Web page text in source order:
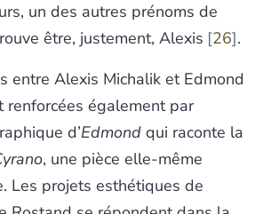
un des autres prénoms de
être, justement, Alexis 26 .
entre Alexis Michalik et Edmond
renforcées également par
d’Edmond qui raconte la
, une pièce elle-même
Les projets esthétiques de